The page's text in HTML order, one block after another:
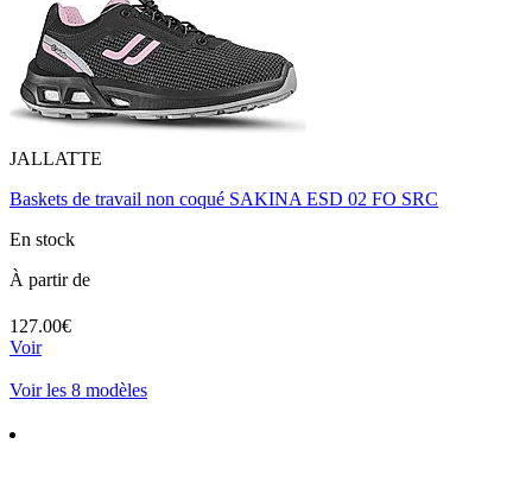
JALLATTE
Baskets de travail non coqué SAKINA ESD 02 FO SRC
En stock
À partir de
127.00€
Voir
Voir les 8 modèles